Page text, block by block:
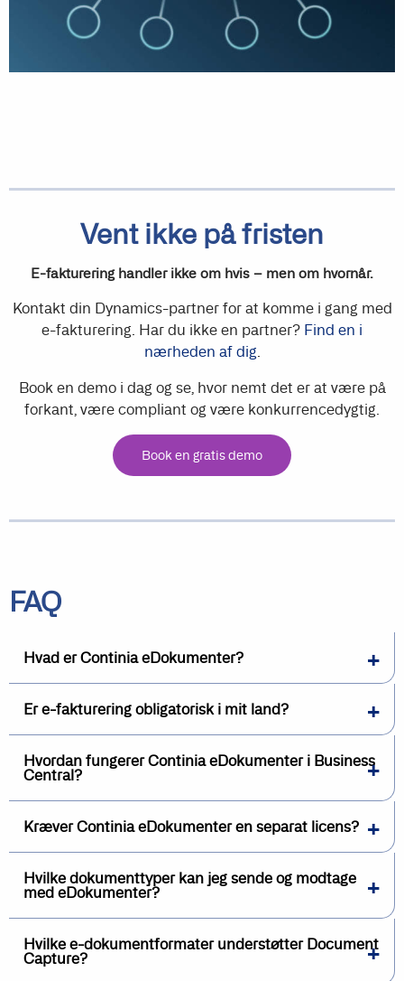
Vent ikke på fristen
E-fakturering handler ikke om hvis – men om hvornår.
Kontakt din Dynamics-partner for at komme i gang med
e-fakturering. Har du ikke en partner? Find en i
nærheden af dig
Book en demo i dag og se, hvor nemt det er at være på
forkant, være compliant og være konkurrencedygtig.
Book en gratis demo
FAQ
Hvad er Continia eDokumenter?
Er e-fakturering obligatorisk i mit land?
Hvordan fungerer Continia eDokumenter i Business
Central?
Kræver Continia eDokumenter en separat licens?
Hvilke dokumenttyper kan jeg sende og modtage
med eDokumenter?
Hvilke e-dokumentformater understøtter Document
Capture?